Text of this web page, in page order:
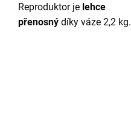
Reproduktor je lehce
přenosný díky váze 2,2 kg.